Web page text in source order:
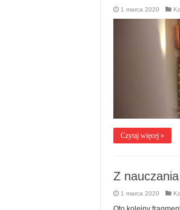
1 marca 2020
Czytaj więcej »
Z
1 marca 2020